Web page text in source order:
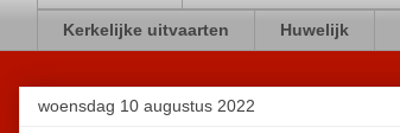
Kerkelijke uitvaarten Huwelijk
woensdag 10 augustus 2022